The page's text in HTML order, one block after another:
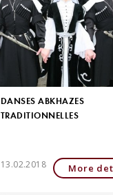
DANSES ABKHAZES
TRADITIONNELLES
13.02.2018 More